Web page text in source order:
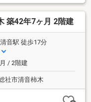
築42年7ヶ月 2階建
音駅 徒歩17分
/ 2階建
社市清音柿木